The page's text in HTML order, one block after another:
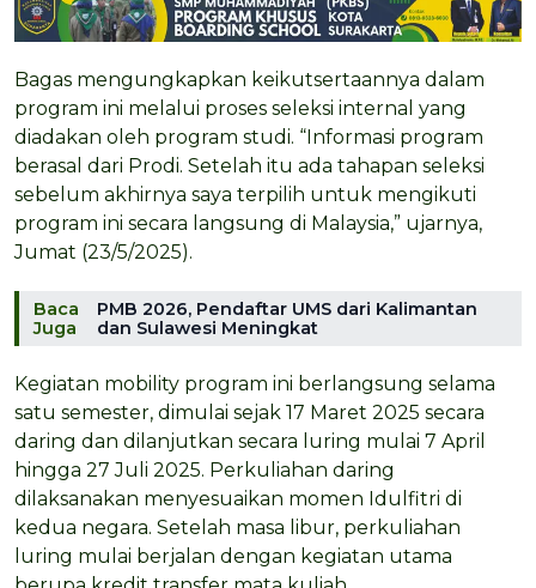
Bagas mengungkapkan keikutsertaannya dalam
program ini melalui proses seleksi internal yang
diadakan oleh program studi. “Informasi program
berasal dari Prodi. Setelah itu ada tahapan seleksi
sebelum akhirnya saya terpilih untuk mengikuti
program ini secara langsung di Malaysia,” ujarnya,
Jumat (23/5/2025).
Baca
Juga
PMB 2026, Pendaftar UMS dari Kalimantan
dan Sulawesi Meningkat
Kegiatan mobility program ini berlangsung selama
satu semester, dimulai sejak 17 Maret 2025 secara
daring dan dilanjutkan secara luring mulai 7 April
hingga 27 Juli 2025. Perkuliahan daring
dilaksanakan menyesuaikan momen Idulfitri di
kedua negara. Setelah masa libur, perkuliahan
luring mulai berjalan dengan kegiatan utama